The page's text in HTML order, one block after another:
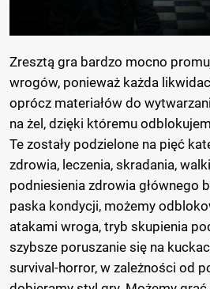
Zresztą gra bardzo mocno
wrogów, ponieważ każda
oprócz materiałów do
na żel, dzięki któremu
Te zostały podzielone na pięć
zdrowia, leczenia, skradania,
podniesienia zdrowia głównego
paska kondycji, możemy
atakami wroga, tryb skupienia
szybsze poruszanie się na
survival-horror, w zależności od